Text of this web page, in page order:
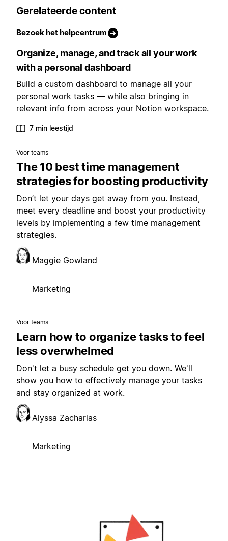
Gerelateerde content
Bezoek het helpcentrum
Organize, manage, and track all your work
with a personal dashboard
Build a custom dashboard to manage all your
personal work tasks — while also bringing in
relevant info from across your Notion workspace.
7 min leestijd
Voor teams
The 10 best time management
strategies for boosting productivity
Don’t let your days get away from you. Instead,
meet every deadline and boost your productivity
levels by implementing a few time management
strategies.
Maggie Gowland
Marketing
Voor teams
Learn how to organize tasks to feel
less overwhelmed
Don't let a busy schedule get you down. We'll
show you how to effectively manage your tasks
and stay organized at work.
Alyssa Zacharias
Marketing